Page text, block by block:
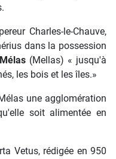
Charles-le-Chauve,
dans la possession
Mélas(Mellas) « jusqu'à
les bois et les îles.»
une agglomération
soit alimentée en
Vetus, rédigée en 950